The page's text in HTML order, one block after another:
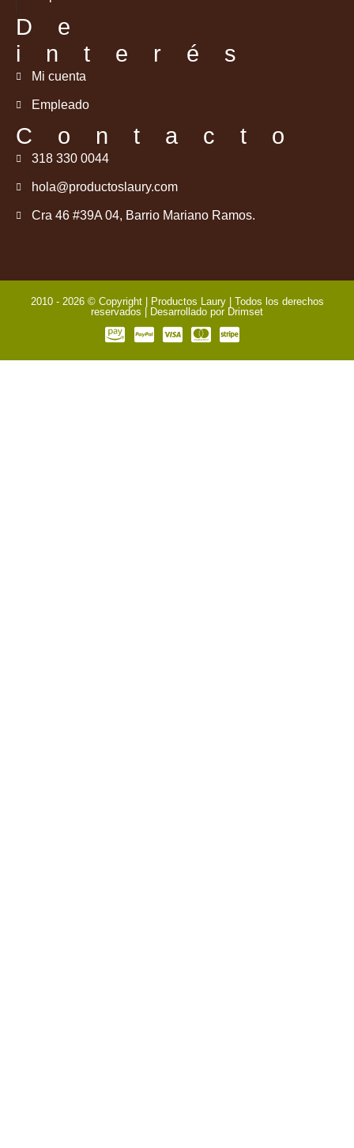
De
interés
Mi cuenta
Empleado
Contacto
318 330 0044
hola@productoslaury.com
Cra 46 #39A 04, Barrio Mariano Ramos.
2010 - 2026 © Copyright | Productos Laury | Todos los derechos
reservados | Desarrollado por Drimset